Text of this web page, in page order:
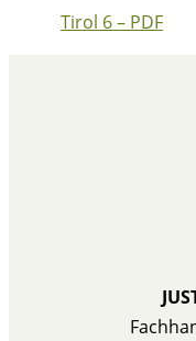
Tirol 6 – PDF